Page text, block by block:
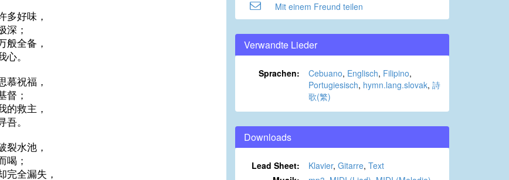
多好味，
深；
般全备，
。
慕祝福，
督；
的救主，
。
裂水池，
喝；
完全漏失，
Mit einem Freund teilen
Verwandte Lieder
Sprachen: Cebuano, Englisch, Filipino,
Portugiesisch, hymn.lang.slovak, 詩
歌(繁)
Downloads
Lead Sheet: Klavier, Gitarre, Text